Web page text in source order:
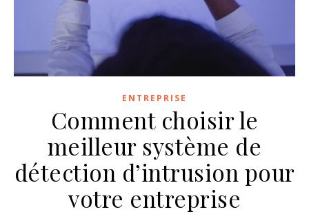
ENTREPRISE
Comment choisir le
meilleur système de
détection d’intrusion pour
votre entreprise